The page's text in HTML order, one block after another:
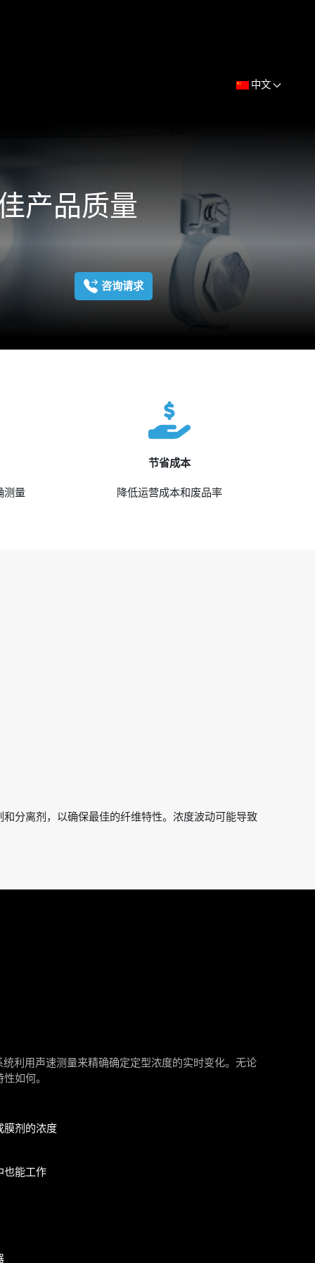
中文
产品质量
咨询请求
测量
节省成本
降低运营成本和废品率
分离剂，以确保最佳的纤维特性。浓度波动可能导致
统利用声速测量来精确确定定型浓度的实时变化。无论
如何。
膜剂的浓度
也能工作